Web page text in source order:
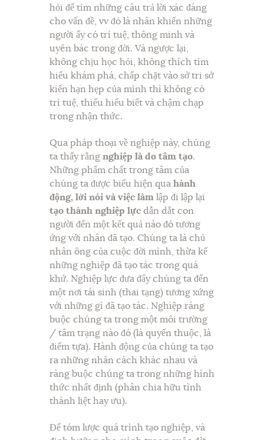
hỏi để tìm những câu trả lời xác đáng
cho vấn đề, vv đó là nhân khiến những
người ấy có trí tuệ, thông minh và
uyên bác trong đời. Và ngược lại,
không chịu học hỏi, không thích tìm
hiểu khám phá, chấp chặt vào sở tri sở
kiến hạn hẹp của mình thì không có
trí tuệ, thiếu hiểu biết và chậm chạp
trong nhận thức.
Qua pháp thoại về nghiệp này, chúng
ta thấy rằng nghiệp là do tâm tạo.
Những phẩm chất trong tâm của
chúng ta được biểu hiện qua hành
động, lời nói và việc làm lập đi lập lại
tạo thành nghiệp lực dẫn dắt con
người đến một kết quả nào đó tương
ứng với nhân đã tạo. Chúng ta là chủ
nhân ông của cuộc đời mình, thừa kế
những nghiệp đã tạo tác trong quá
khứ. Nghiệp lực đưa đẩy chúng ta đến
một nơi tái sinh (thai tạng) tương xứng
với những gì đã tạo tác. Nghiệp ràng
buộc chúng ta trong một môi trường
/ tâm trạng nào đó (là quyến thuộc, là
điểm tựa). Hành động của chúng ta tạo
ra những nhân cách khác nhau và
ràng buộc chúng ta trong những hình
thức nhất định (phân chia hữu tình
thành liệt hay ưu).
Để tóm lược quá trình tạo nghiệp, và